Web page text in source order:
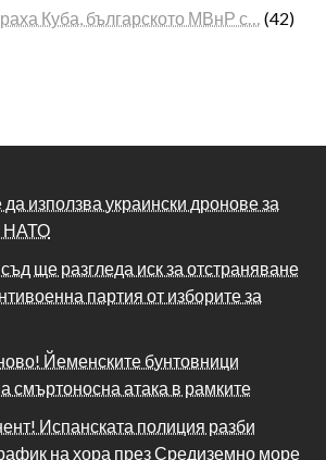
Куба, българското МВнР с… (42)
използва украински дронове за
НАТО
ще разгледа иск за отстраняване
партия от изборите за
Йеменските бунтовници
смъртоносна атака в рамките
Испанската полиция разби
на хора през Средиземно море